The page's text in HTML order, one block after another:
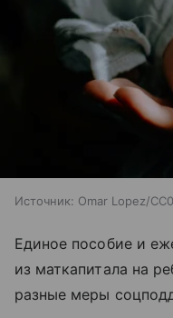
Источник: Omar Lopez/CC0
Единое пособие и
из маткапитала на
разные меры